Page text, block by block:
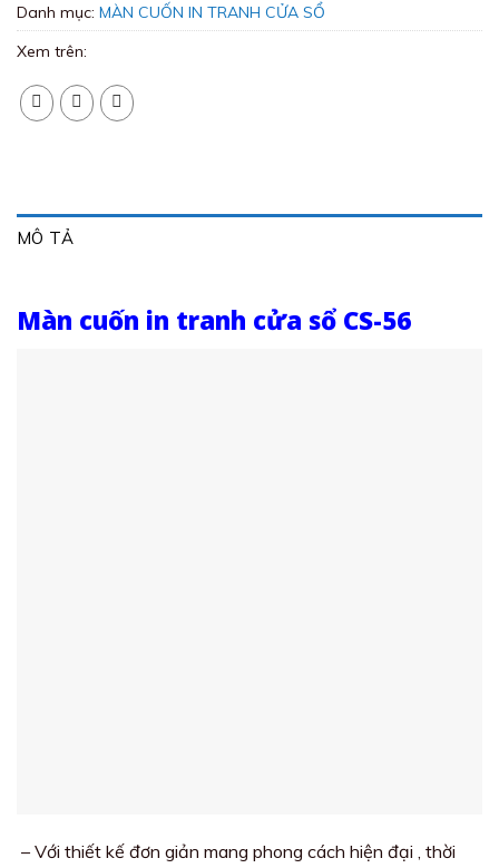
Danh mục: MÀN CUỐN IN TRANH CỬA SỔ
Xem trên:
MÔ TẢ
Màn cuốn in tranh cửa sổ CS-56
– Với thiết kế đơn giản mang phong cách hiện đại , thời